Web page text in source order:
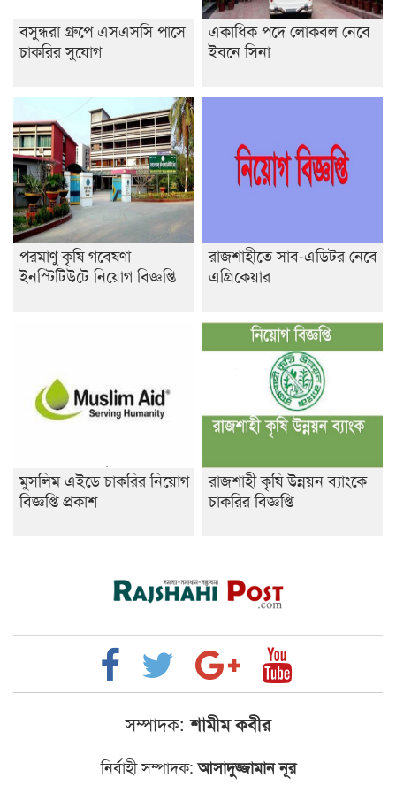
বসুন্ধরা গ্রুপে এসএসসি পাসে
চাকরির সুযোগ
একাধিক পদে লোকবল নেবে
ইবনে সিনা
পরমাণু কৃষি গবেষণা
ইনস্টিটিউটে নিয়োগ বিজ্ঞপ্তি
রাজশাহীতে সাব-এডিটর নেবে
এগ্রিকেয়ার
মুসলিম এইডে চাকরির নিয়োগ
বিজ্ঞপ্তি প্রকাশ
রাজশাহী কৃষি উন্নয়ন ব্যাংকে
চাকরির বিজ্ঞপ্তি
সম্পাদক: শামীম কবীর
নির্বাহী সম্পাদক:আসাদুজ্জামান নূর